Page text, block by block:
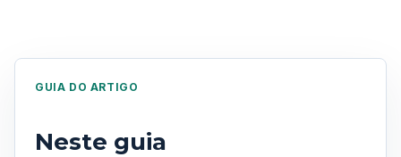
GUIA DO ARTIGO
Neste guia